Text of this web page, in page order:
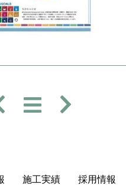
施⼯実績 採⽤情報